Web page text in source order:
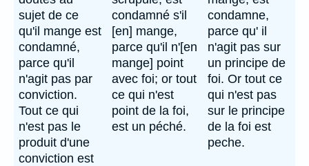
sujet de ce
qu'il mange est
condamné,
parce qu'il
n'agit pas par
conviction.
Tout ce qui
n'est pas le
produit d'une
conviction est
condamné s'il
[en] mange,
parce qu'il n'[en
mange] point
avec foi; or tout
ce qui n'est
point de la foi,
est un péché.
condamne,
parce qu' il
n'agit pas sur
un principe de
foi. Or tout ce
qui n'est pas
sur le principe
de la foi est
peche.